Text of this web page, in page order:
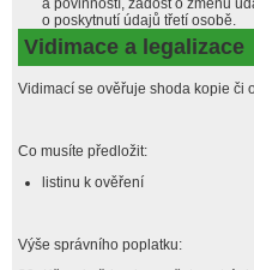
a povinností, žádost o změnu
o poskytnutí údajů třetí osobě.
Vidimace a legalizace
Vidimací se ověřuje shoda kopie či
Co musíte předložit:
listinu k ověření
Výše správního poplatku: